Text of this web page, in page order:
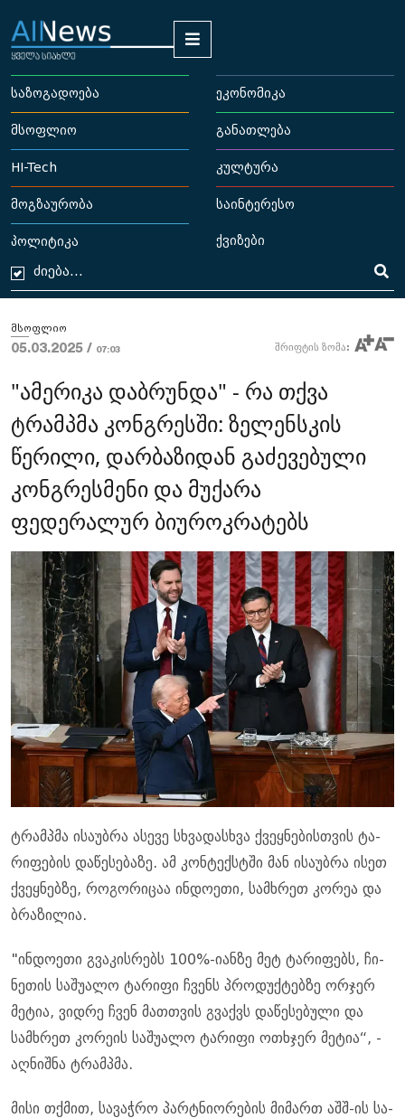
საზოგადოება ეკონომიკა
მსოფლიო განათლება
HI-Tech კულტურა
მოგზაურობა საინტერესო
პოლიტიკა ქვიზები
მსოფლიო
05.03.2025 / 07:03 შრიფტის ზომა:
"ამერიკა დაბრუნდა" - რა თქვა
ტრამპმა კონგრესში: ზელენსკის
წერილი, დარბაზიდან გაძევებული
კონგრესმენი და მუქარა
ფედერალურ ბიუროკრატებს
ტრამპმა ისა­უბ­რა ასე­ვე სხვა­დას­ხვა ქვეყ­ნე­ბის­თვის ტა­
რი­ფე­ბის და­წე­სე­ბა­ზე. ამ კონ­ტექ­სტში მან ისა­უბ­რა ისეთ
ქვეყ­ნებ­ზე, რო­გო­რი­ცაა ინ­დო­ე­თი, სამ­ხრეთ კო­რეა და
ბრა­ზი­ლია.
"ინ­დო­ე­თი გვა­კის­რებს 100%-იან­ზე მეტ ტა­რი­ფებს, ჩი­
ნე­თის სა­შუ­ა­ლო ტა­რი­ფი ჩვენს პრო­დუქ­ტებ­ზე ორ­ჯერ
მე­ტია, ვიდ­რე ჩვენ მათ­თვის გვაქვს და­წე­სე­ბუ­ლი და
სამ­ხრეთ კო­რე­ის სა­შუ­ა­ლო ტა­რი­ფი ოთხჯერ მე­ტია“, -
აღ­ნიშ­ნა ტრამპმა.
მისი თქმით, სა­ვაჭ­რო პარტნი­ო­რე­ბის მი­მართ აშშ-ის სა­